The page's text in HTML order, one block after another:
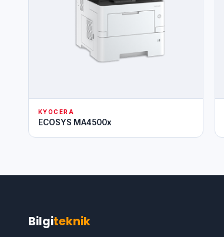
KYOCERA
ECOSYS MA4500x
Bilgiteknik